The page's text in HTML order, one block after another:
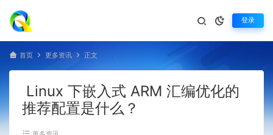
登录
首页 更多资讯 正文
Linux 下嵌入式 ARM 汇编优化的
推荐配置是什么？